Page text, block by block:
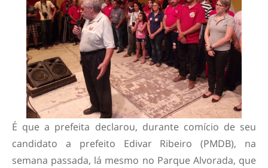
É que a prefeita declarou, durante comício de seu
candidato a prefeito Edivar Ribeiro (PMDB), na
semana passada, lá mesmo no Parque Alvorada, que